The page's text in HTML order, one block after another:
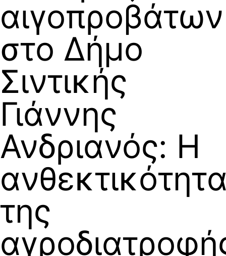
αιγοπροβάτων
στο Δήμο
Σιντικής
Γιάννης
Ανδριανός: Η
της